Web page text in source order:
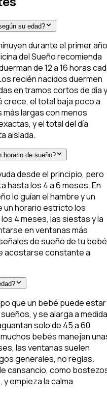
su edad?
durante el primer
del Sueño recomienda
de 12 a 16 horas
recién nacidos duermen
en tramos cortos de día y
crece, el total baja poco a
largas con menos
y el total del día
aislada.
horario de sueño?
desde el principio, pero
hasta los 4 a 6 meses. En
lo guían el hambre y un
un horario estricto los
4 meses, las siestas y la
en ventanas más
de sueño de tu bebé
acostarse constante a
que un bebé puede estar
y se alarga a medida
solo de 45 a 60
bebés manejan
las ventanas suelen
generales, no reglas.
cansancio, como
empieza la calma